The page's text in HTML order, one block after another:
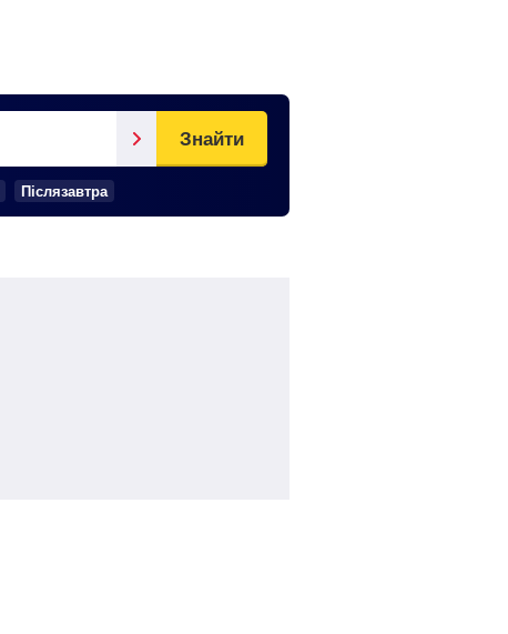
Післязавтра
Знайти